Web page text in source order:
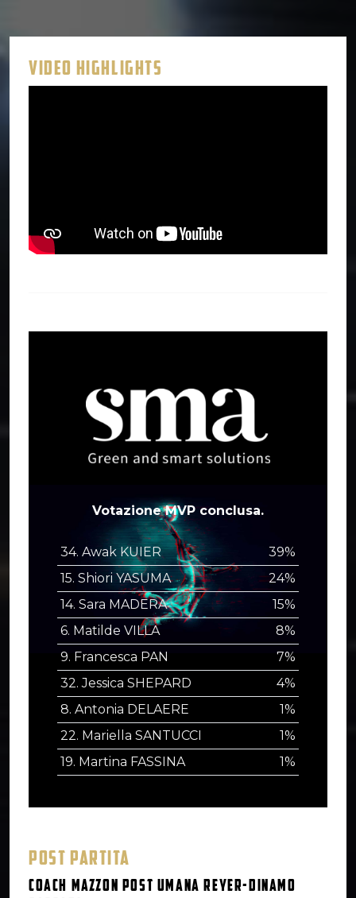
VIDEO HIGHLIGHTS
Votazione MVP conclusa.
34. Awak KUIER
39%
15. Shiori YASUMA
24%
14. Sara MADERA
15%
6. Matilde VILLA
8%
9. Francesca PAN
7%
32. Jessica SHEPARD
4%
8. Antonia DELAERE
1%
22. Mariella SANTUCCI
1%
19. Martina FASSINA
1%
POST PARTITA
Coach Mazzon post Umana Reyer-Dinamo